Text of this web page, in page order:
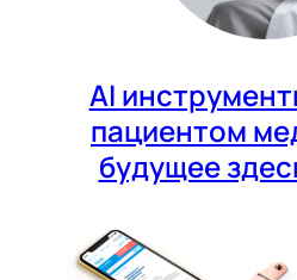
AI
пациентом
будущее